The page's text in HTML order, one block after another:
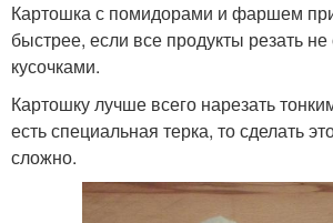
Картошка с помидорами и фаршем
быстрее, если все продукты резать
кусочками.
Картошку лучше всего нарезать
есть специальная терка, то сделать
сложно.